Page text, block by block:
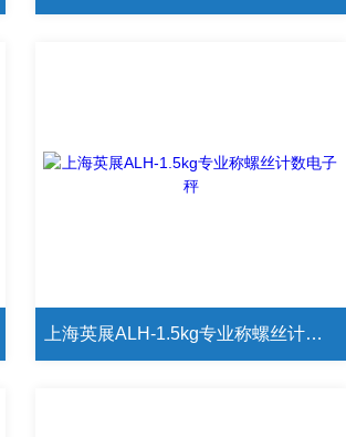
上海英展ALH-1.5kg专业称螺丝计数电子秤